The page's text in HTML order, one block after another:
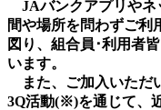
JAバンクアプリやネ
間や場所を問わずご利
図り、組合員･利用者
います。
また、ご加入いただ
3Q活動(※)を通じて、